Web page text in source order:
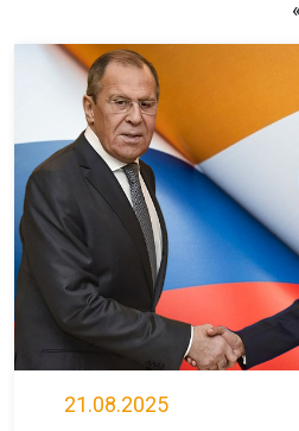
21.08.2025